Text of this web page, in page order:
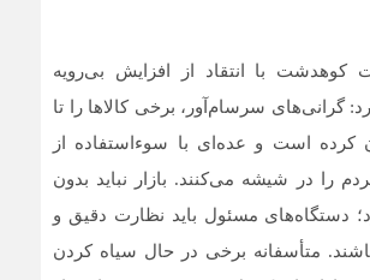
کوهدشت با انتقاد از افزایش بی‌رویه
گرانی‌های سرسام‌آور، برخی کالاها را تا
کرده است و عده‌ای با سوءاستفاده از
را در شیشه می‌کنند. بازار نباید بدون
دستگاه‌های مسئول باید نظارت دقیق و
متأسفانه برخی در حال سیاه کردن